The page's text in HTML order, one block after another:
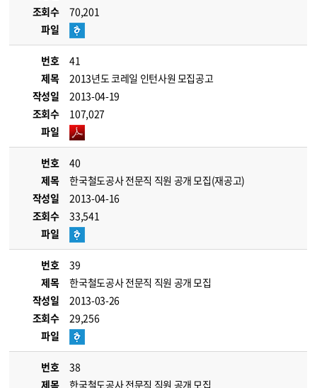
조회수
70,201
파일
번호
41
제목
2013년도 코레일 인턴사원 모집공고
작성일
2013-04-19
조회수
107,027
파일
번호
40
제목
한국철도공사 전문직 직원 공개 모집(재공고)
작성일
2013-04-16
조회수
33,541
파일
번호
39
제목
한국철도공사 전문직 직원 공개 모집
작성일
2013-03-26
조회수
29,256
파일
번호
38
제목
한국철도공사 전문직 직원 공개 모집